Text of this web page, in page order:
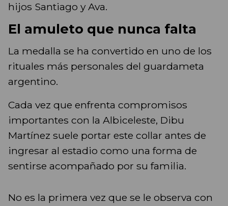
hijos Santiago y Ava.
El amuleto que nunca falta
La medalla se ha convertido en uno de los
rituales más personales del guardameta
argentino.
Cada vez que enfrenta compromisos
importantes con la Albiceleste, Dibu
Martínez suele portar este collar antes de
ingresar al estadio como una forma de
sentirse acompañado por su familia.
No es la primera vez que se le observa con